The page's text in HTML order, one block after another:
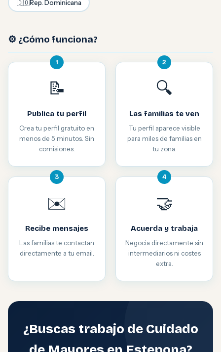
🇩🇴Rep. Dominicana
⚙️ ¿Cómo funciona?
1
📝
Publica tu perfil
Crea tu perfil gratuito en
menos de 5 minutos. Sin
comisiones.
2
🔍
Las familias te ven
Tu perfil aparece visible
para miles de familias en
tu zona.
3
✉️
Recibe mensajes
Las familias te contactan
directamente a tu email.
4
🤝
Acuerda y trabaja
Negocia directamente sin
intermediarios ni costes
extra.
¿Buscas trabajo de Cuidado